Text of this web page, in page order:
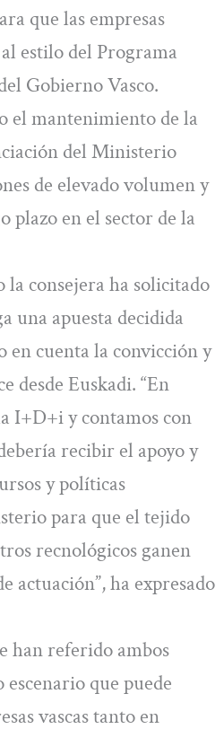
que las empresas
estilo del Programa
Gobierno Vasco.
el mantenimiento de la
del Ministerio
de elevado volumen y
plazo en el sector de la
consejera ha solicitado
una apuesta decidida
cuenta la convicción y
desde Euskadi. “En
I+D+i y contamos con
recibir el apoyo y
y políticas
para que el tejido
recnológicos ganen
actuación”, ha expresado
han referido ambos
que puede
vascas tanto en